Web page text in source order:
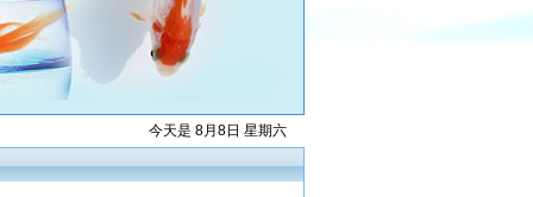
今天是 8月8日 星期六